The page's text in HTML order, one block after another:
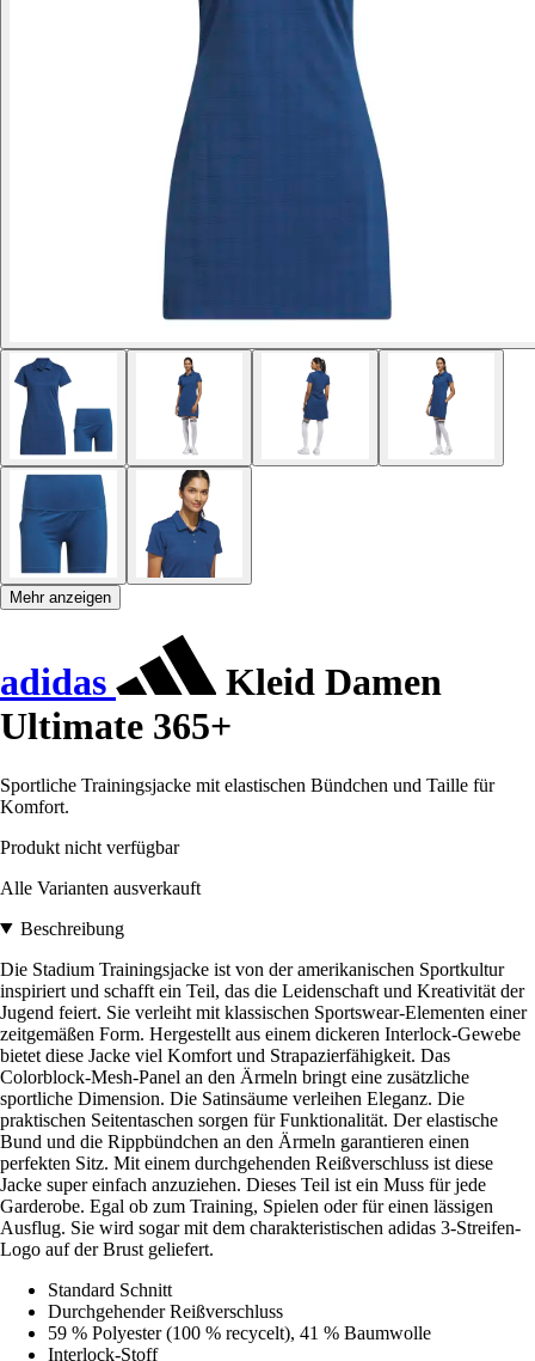
Mehr anzeigen
adidas
Kleid Damen
Ultimate 365+
Sportliche Trainingsjacke mit elastischen Bündchen und Taille für
Komfort.
Produkt nicht verfügbar
Alle Varianten ausverkauft
Beschreibung
Die Stadium Trainingsjacke ist von der amerikanischen Sportkultur
inspiriert und schafft ein Teil, das die Leidenschaft und Kreativität der
Jugend feiert. Sie verleiht mit klassischen Sportswear-Elementen einer
zeitgemäßen Form. Hergestellt aus einem dickeren Interlock-Gewebe
bietet diese Jacke viel Komfort und Strapazierfähigkeit. Das
Colorblock-Mesh-Panel an den Ärmeln bringt eine zusätzliche
sportliche Dimension. Die Satinsäume verleihen Eleganz. Die
praktischen Seitentaschen sorgen für Funktionalität. Der elastische
Bund und die Rippbündchen an den Ärmeln garantieren einen
perfekten Sitz. Mit einem durchgehenden Reißverschluss ist diese
Jacke super einfach anzuziehen. Dieses Teil ist ein Muss für jede
Garderobe. Egal ob zum Training, Spielen oder für einen lässigen
Ausflug. Sie wird sogar mit dem charakteristischen adidas 3-Streifen-
Logo auf der Brust geliefert.
Standard Schnitt
Durchgehender Reißverschluss
59 % Polyester (100 % recycelt), 41 % Baumwolle
Interlock-Stoff